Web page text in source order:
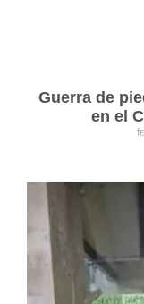
Guerra de
en el